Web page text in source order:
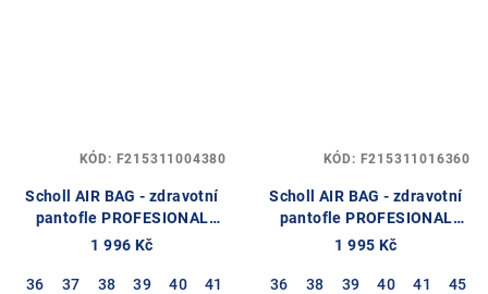
Scholl AIR BAG - zdravotní
pantofle PROFESIONAL
barva černá
1 996 Kč
36 37 38 39 40 41 43 44 45
KÓD: F215311004380
Scholl AIR BAG - zdravotní
pantofle PROFESIONAL
barva hnědá
1 995 Kč
36 38 39 40 41 45
KÓD: F215311016360